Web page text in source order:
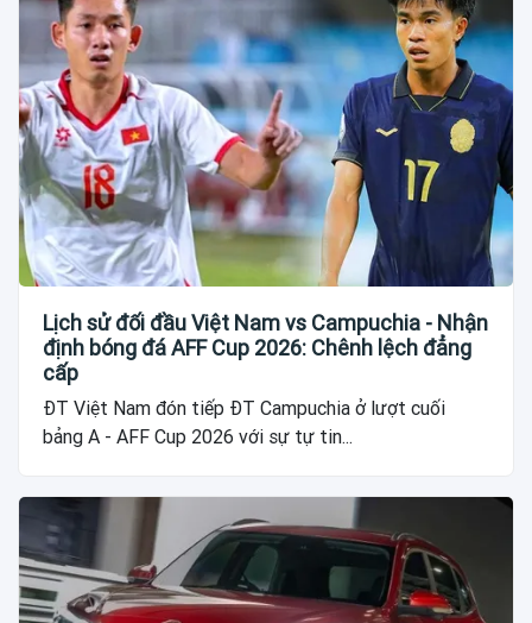
Lịch sử đối đầu Việt Nam vs Campuchia - Nhận
định bóng đá AFF Cup 2026: Chênh lệch đẳng
cấp
ĐT Việt Nam đón tiếp ĐT Campuchia ở lượt cuối
bảng A - AFF Cup 2026 với sự tự tin...